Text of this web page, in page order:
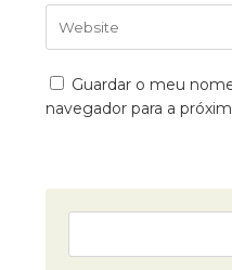
Guardar o meu
navegador para a